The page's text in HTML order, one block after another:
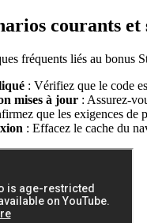
courants et
fréquents liés au bonus
: Vérifiez que le code
mises à jour : Assurez-
que les exigences de
: Effacez le cache du